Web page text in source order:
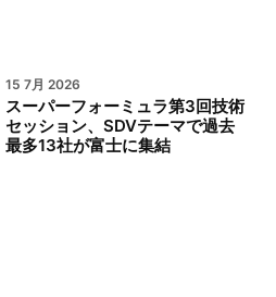
15 7月 2026
スーパーフォーミュラ第3回技術
セッション、SDVテーマで過去
最多13社が富士に集結